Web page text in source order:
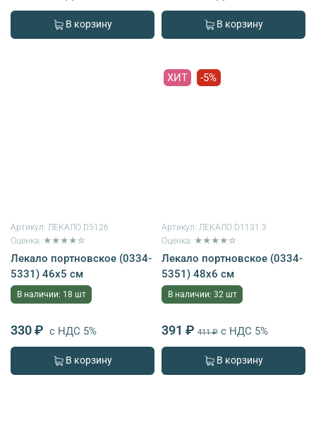
В корзину В корзину
Артикул: ЛЕКАЛО.D5126
Оценка: ★★★★☆
Лекало портновское (0334-
5331) 46х5 см
В наличии: 18 шт
330 ₽ с НДС 5%
В корзину
ХИТ -5%
Артикул: ЛЕКАЛО.D1131.3
Оценка: ★★★★☆
Лекало портновское (0334-
5351) 48х6 см
В наличии: 32 шт
391 ₽ 411 ₽ с НДС 5%
В корзину